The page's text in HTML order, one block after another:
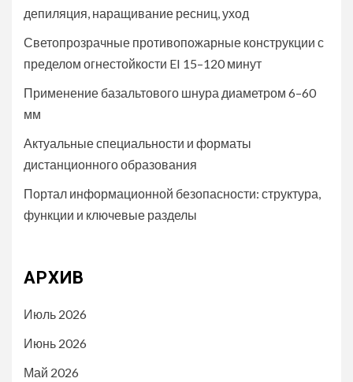
депиляция, наращивание ресниц, уход
Светопрозрачные противопожарные конструкции с
пределом огнестойкости EI 15–120 минут
Применение базальтового шнура диаметром 6–60
мм
Актуальные специальности и форматы
дистанционного образования
Портал информационной безопасности: структура,
функции и ключевые разделы
АРХИВ
Июль 2026
Июнь 2026
Май 2026